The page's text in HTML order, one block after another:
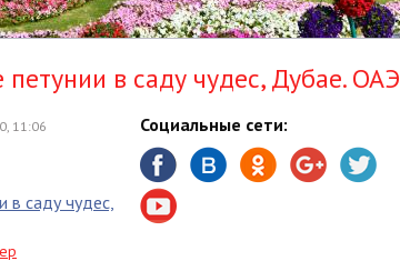
в саду чудес, Дубае. ОАЭ
11:06
в саду чудес,
Социальные сети: